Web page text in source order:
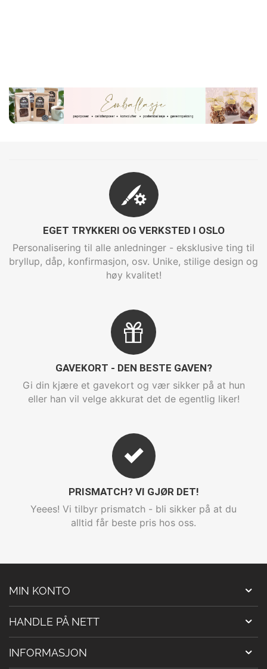
EGET TRYKKERI OG VERKSTED I OSLO
Personalisering til alle anledninger - eksklusive ting til
bryllup, dåp, konfirmasjon, osv. Unike, stilige design og
høy kvalitet!
GAVEKORT - DEN BESTE GAVEN?
Gi din kjære et gavekort og vær sikker på at hun
eller han vil velge akkurat det de egentlig liker!
PRISMATCH? VI GJØR DET!
Yeees! Vi tilbyr prismatch - bli sikker på at du
alltid får beste pris hos oss.
MIN KONTO
HANDLE PÅ NETT
INFORMASJON